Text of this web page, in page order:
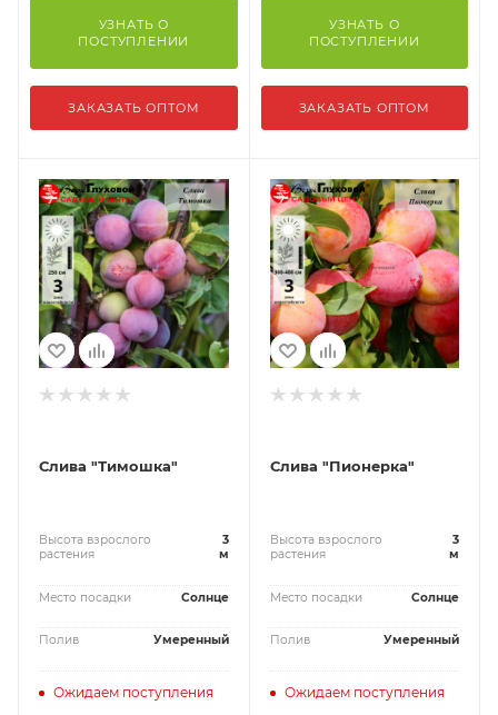
УЗНАТЬ О
ПОСТУПЛЕНИИ
ЗАКАЗАТЬ ОПТОМ
УЗНАТЬ О
ПОСТУПЛЕНИИ
ЗАКАЗАТЬ ОПТОМ
Слива "Тимошка"
Высота взрослого
растения
3
м
Место посадки Солнце
Полив Умеренный
Ожидаем поступления
Слива "Пионерка"
Высота взрослого
растения
3
м
Место посадки Солнце
Полив Умеренный
Ожидаем поступления